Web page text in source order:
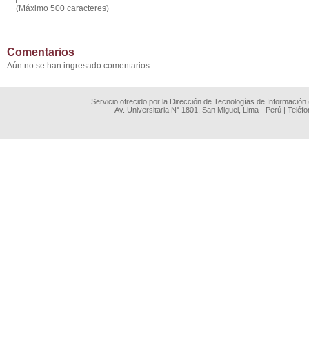
(Máximo 500 caracteres)
Comentarios
Aún no se han ingresado comentarios
Servicio ofrecido por la Dirección de Tecnologías de
Av. Universitaria N° 1801, San Miguel, Lima - Perú |